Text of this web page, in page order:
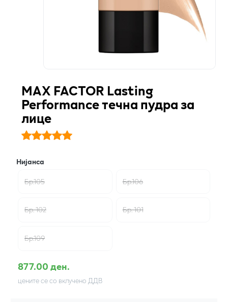
MAX FACTOR Lasting
Performance течна пудра за
лице
Нијанса
Бр.105
Бр.106
Бр. 102 Бр. 101
Бр.109
877.00 ден.
цените се со вклучено ДДВ